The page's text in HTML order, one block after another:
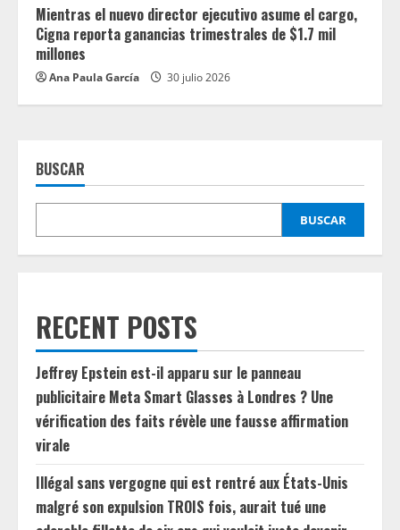
Mientras el nuevo director ejecutivo asume el cargo,
Cigna reporta ganancias trimestrales de $1.7 mil
millones
Ana Paula García 30 julio 2026
BUSCAR
BUSCAR
RECENT POSTS
Jeffrey Epstein est-il apparu sur le panneau
publicitaire Meta Smart Glasses à Londres ? Une
vérification des faits révèle une fausse affirmation
virale
Illégal sans vergogne qui est rentré aux États-Unis
malgré son expulsion TROIS fois, aurait tué une